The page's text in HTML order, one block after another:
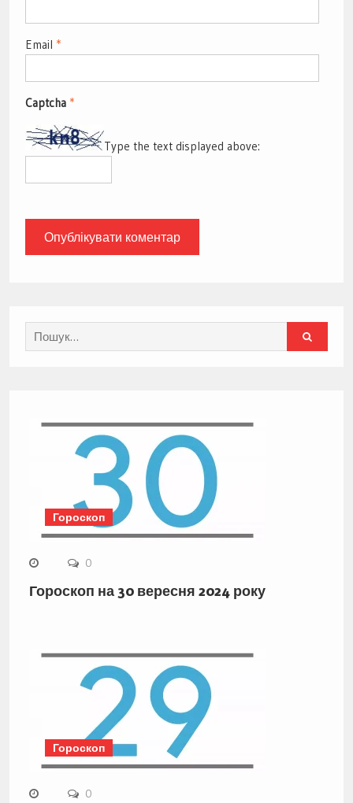
Email *
Captcha *
Type the text displayed above:
Search
for:
Гороскоп
0
Гороскоп на 30 вересня 2024 року
Гороскоп
0